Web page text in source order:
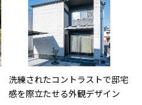
洗練されたコントラストで邸宅
感を際立たせる外観デザイン